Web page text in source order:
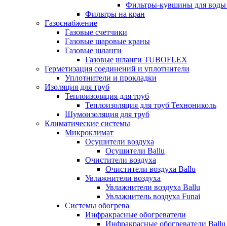
Фильтры-кувшины для
Фильтры на кран
Газоснабжение
Газовые счетчики
Газовые шаровые краны
Газовые шланги
Газовые шланги TUBOFLEX
Герметизация соединений и уплотнители
Уплотнители и прокладки
Изоляция для труб
Теплоизоляция для труб
Теплоизоляция для труб Технониколь
Шумоизоляция для труб
Климатические системы
Микроклимат
Осушители воздуха
Осушители Ballu
Очистители воздуха
Очистители воздуха Ballu
Увлажнители воздуха
Увлажнители воздуха Ballu
Увлажнитель воздуха Funai
Системы обогрева
Инфракрасные обогреватели
Инфракрасные обогреватели Ballu